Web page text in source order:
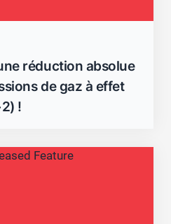
réduction absolue
de gaz à effet
!